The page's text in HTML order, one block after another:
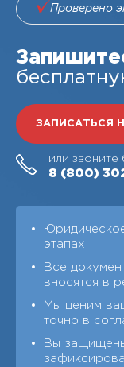
Проверено
ЗАПИСАТЬСЯ
или звоните
8 (800)
этапах
Все
вносятся в
Мы ценим
точно в
Вы